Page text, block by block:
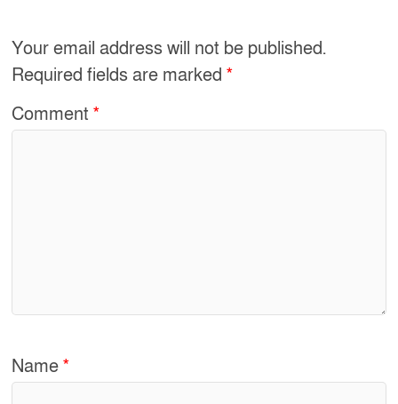
Your email address will not be published.
Required fields are marked*
Comment*
Name*